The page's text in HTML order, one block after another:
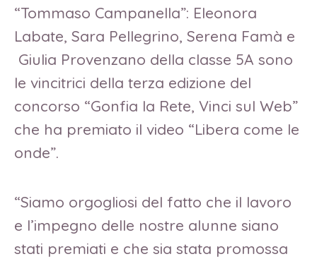
“Tommaso Campanella”: Eleonora
Labate, Sara Pellegrino, Serena Famà e
Giulia Provenzano della classe 5A sono
le vincitrici della terza edizione del
concorso “Gonfia la Rete, Vinci sul Web”
che ha premiato il video “Libera come le
onde”.
“Siamo orgogliosi del fatto che il lavoro
e l’impegno delle nostre alunne siano
stati premiati e che sia stata promossa